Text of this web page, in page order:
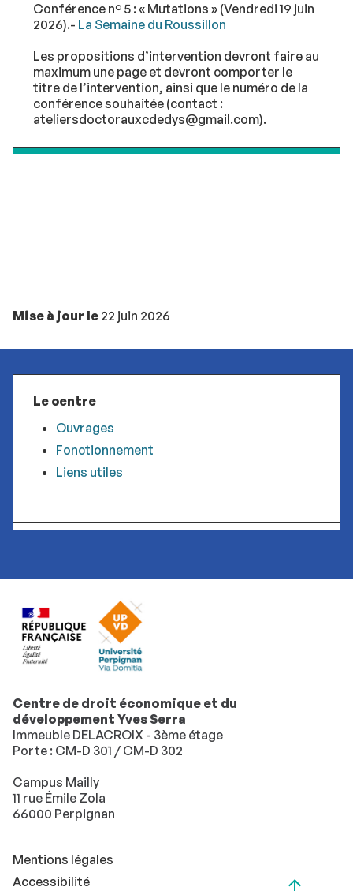
Conférence nº 5 : « Mutations » (Vendredi 19 juin
2026).- La Semaine du Roussillon
Les propositions d’intervention devront faire au
maximum une page et devront comporter le
titre de l’intervention, ainsi que le numéro de la
conférence souhaitée (contact :
ateliersdoctorauxcdedys@gmail.com).
Mise à jour le 22 juin 2026
Le centre
Ouvrages
Fonctionnement
Liens utiles
Centre de droit économique et du
développement Yves Serra
Immeuble DELACROIX - 3ème étage
Porte : CM-D 301 / CM-D 302
Campus Mailly
11 rue Émile Zola
66000 Perpignan
Mentions légales
Accessibilité